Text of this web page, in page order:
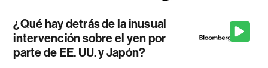
¿Qué hay detrás de la inusual
intervención sobre el yen por
parte de EE. UU. y Japón?